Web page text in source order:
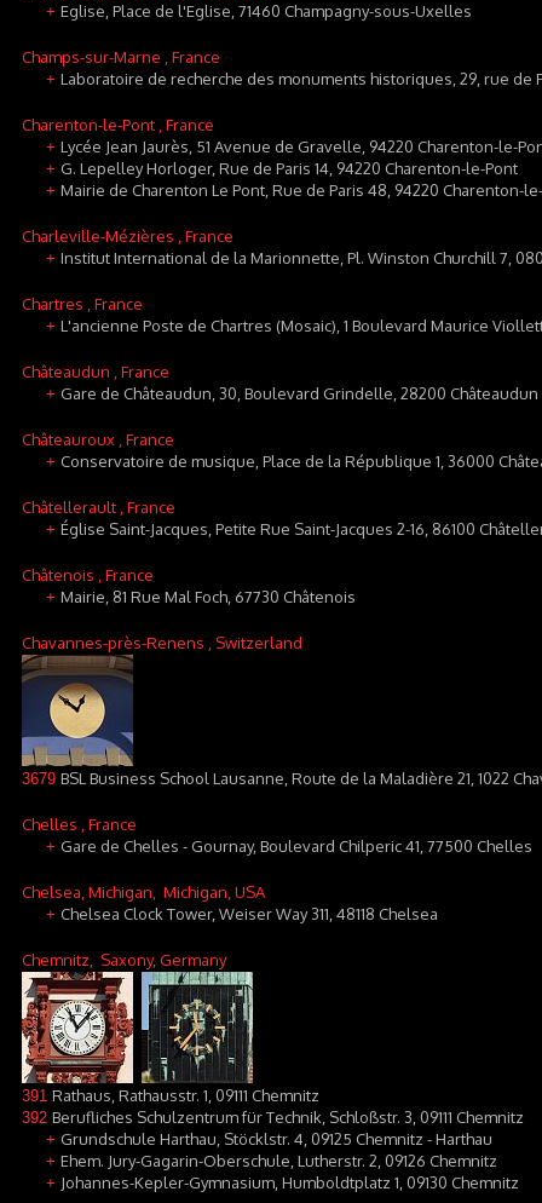
+ Eglise, Place de l'Eglise, 71460 Champagny-sous-Uxelles
Champs-sur-Marne , France
+ Laboratoire de recherche des monuments historiques, 29, rue de
Charenton-le-Pont , France
+ Lycée Jean Jaurès, 51 Avenue de Gravelle, 94220 Charenton-le-
+ G. Lepelley Horloger, Rue de Paris 14, 94220 Charenton-le-Pont
+ Mairie de Charenton Le Pont, Rue de Paris 48, 94220 Charenton-
Charleville-Mézières , France
+ Institut International de la Marionnette, Pl. Winston Churchill 7,
Chartres , France
+ L'ancienne Poste de Chartres (Mosaic), 1 Boulevard Maurice
Châteaudun , France
+ Gare de Châteaudun, 30, Boulevard Grindelle, 28200 Châteaudun
Châteauroux , France
+ Conservatoire de musique, Place de la République 1, 36000
Châtellerault , France
+ Église Saint-Jacques, Petite Rue Saint-Jacques 2-16, 86100
Châtenois , France
+ Mairie, 81 Rue Mal Foch, 67730 Châtenois
Chavannes-près-Renens , Switzerland
3679 BSL Business School Lausanne, Route de la Maladière 21, 1022
Chelles , France
+ Gare de Chelles - Gournay, Boulevard Chilperic 41, 77500 Chelles
Chelsea, Michigan , Michigan, USA
+ Chelsea Clock Tower, Weiser Way 311, 48118 Chelsea
Chemnitz , Saxony, Germany
391 Rathaus, Rathausstr. 1, 09111 Chemnitz
392 Berufliches Schulzentrum für Technik, Schloßstr. 3, 09111 Chemnitz
+ Grundschule Harthau, Stöcklstr. 4, 09125 Chemnitz - Harthau
+ Ehem. Jury-Gagarin-Oberschule, Lutherstr. 2, 09126 Chemnitz
+ Johannes-Kepler-Gymnasium, Humboldtplatz 1, 09130 Chemnitz